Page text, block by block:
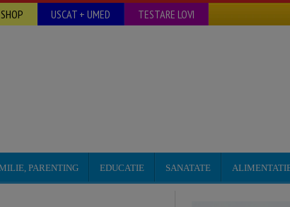
USCAT + UMED TESTARE LOVI
PARENTING EDUCATIE SANATATE